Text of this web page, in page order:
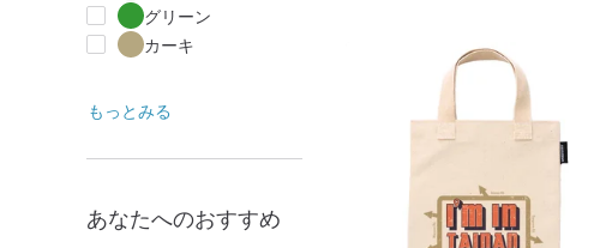
グリーン
カーキ
もっとみる
あなたへのおすすめ